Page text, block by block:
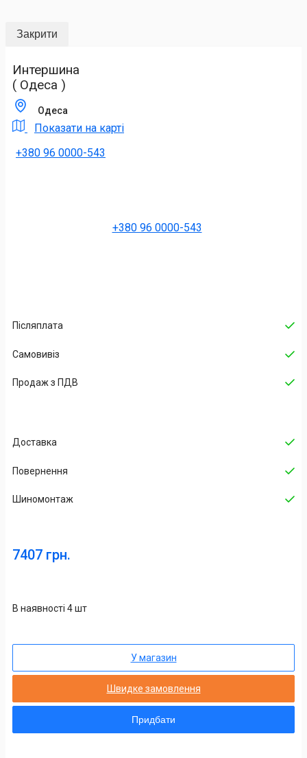
Закрити
Интершина
( Одеса )
Одеса
Показати на карті
+380 96 0000-543
+380 96 0000-543
Післяплата
Самовивіз
Продаж з ПДВ
Доставка
Повернення
Шиномонтаж
7407 грн.
В наявності 4 шт
У магазин
Швидке замовлення
Придбати